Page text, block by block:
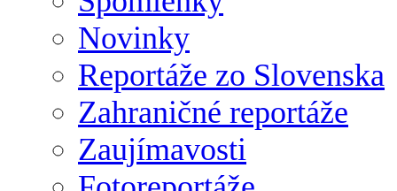
Novinky
Reportáže zo Slovenska
Zahraničné reportáže
Zaujímavosti